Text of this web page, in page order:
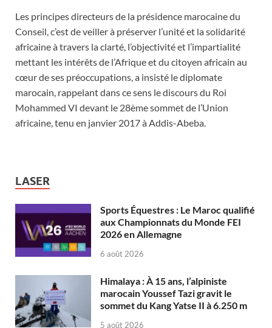
Les principes directeurs de la présidence marocaine du
Conseil, c’est de veiller à préserver l’unité et la solidarité
africaine à travers la clarté, l’objectivité et l’impartialité
mettant les intérêts de l’Afrique et du citoyen africain au
cœur de ses préoccupations, a insisté le diplomate
marocain, rappelant dans ce sens le discours du Roi
Mohammed VI devant le 28ème sommet de l’Union
africaine, tenu en janvier 2017 à Addis-Abeba.
LASER
Sports Équestres : Le Maroc qualifié
aux Championnats du Monde FEI
2026 en Allemagne
6 août 2026
Himalaya : À 15 ans, l’alpiniste
marocain Youssef Tazi gravit le
sommet du Kang Yatse II à 6.250 m
5 août 2026